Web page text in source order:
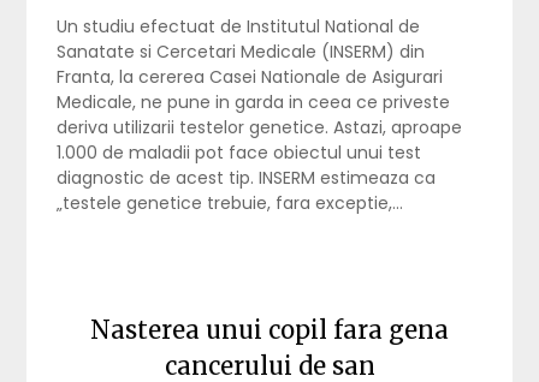
Un studiu efectuat de Institutul National de
Sanatate si Cercetari Medicale (INSERM) din
Franta, la cererea Casei Nationale de Asigurari
Medicale, ne pune in garda in ceea ce priveste
deriva utilizarii testelor genetice. Astazi, aproape
1.000 de maladii pot face obiectul unui test
diagnostic de acest tip. INSERM estimeaza ca
„testele genetice trebuie, fara exceptie,…
Nasterea unui copil fara gena
cancerului de san